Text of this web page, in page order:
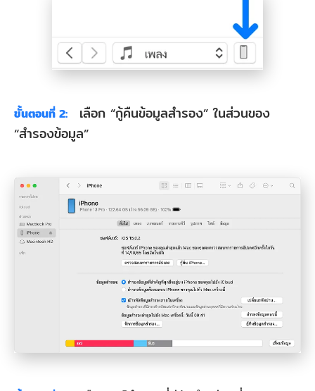
ขั้นตอนที่ 2:
เลือก “กู้คืนข้อมูลสำรอง” ในส่วนของ
“สำรองข้อมูล”